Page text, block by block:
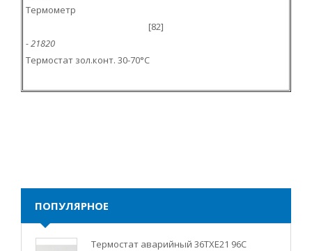
Teрмометр
[82]
- 21820
Teрмостат зол.конт. 30-70°C
ПОПУЛЯРНОЕ
Термостат аварийный 36TXE21 96C